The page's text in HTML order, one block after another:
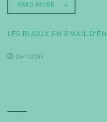
READ MORE
LES BIJOUX EN ÉMAIL
25/11/2015